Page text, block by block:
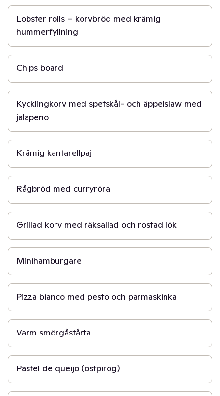
Lobster rolls – korvbröd med krämig
hummerfyllning
10 min
Chips board
30 min
Kycklingkorv med spetskål- och äppelslaw med
jalapeno
1 t
Krämig kantarellpaj
30 min
Rågbröd med curryröra
20 min
Grillad korv med räksallad och rostad lök
2 t
Minihamburgare
20 min
Pizza bianco med pesto och parmaskinka
40 min
Varm smörgåstårta
45 min
Pastel de queijo (ostpirog)
15 min